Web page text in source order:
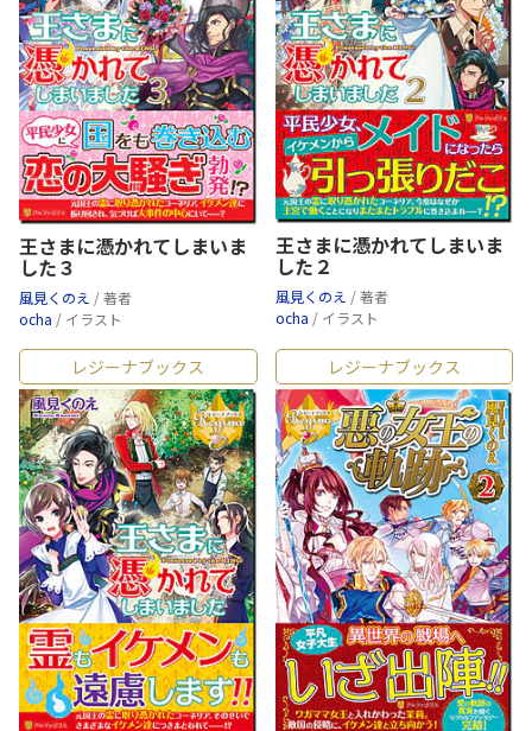
王さまに憑かれてしまいま
した３
風見くのえ / 著者
ocha / イラスト
王さまに憑かれてしまいま
した２
風見くのえ / 著者
ocha / イラスト
レジーナブックス レジーナブックス